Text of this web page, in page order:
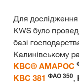
Для дослідження
KWS було
базі
Калинівському
КВС® АМАРОС
КВС 381 ФАО 350,